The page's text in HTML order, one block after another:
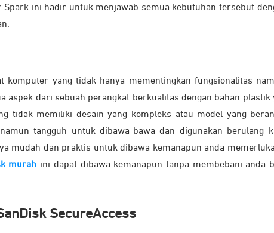
Spark ini hadir untuk menjawab semua kebutuhan tersebut
komputer yang tidak hanya mementingkan fungsionalitas
aspek dari sebuah perangkat berkualitas dengan bahan
tidak memiliki desain yang kompleks atau model yang
tangguh untuk dibawa-bawa dan digunakan berulang
mudah dan praktis untuk dibawa kemanapun anda
murah ini dapat dibawa kemanapun tanpa membebani anda
SecureAccess